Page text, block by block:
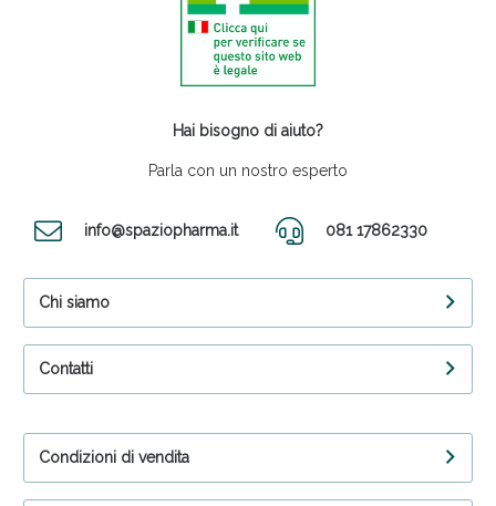
Hai bisogno di aiuto?
Parla con un nostro esperto
info@spaziopharma.it 081 17862330
Chi siamo
Contatti
Condizioni di vendita